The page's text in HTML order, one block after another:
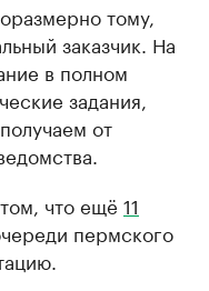
тому,
заказчик. На
в полном
задания,
от
что ещё 11
пермского